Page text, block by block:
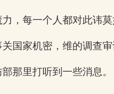
，每一个人都对此讳
国家机密，维的调查
那里打听到一些消息。